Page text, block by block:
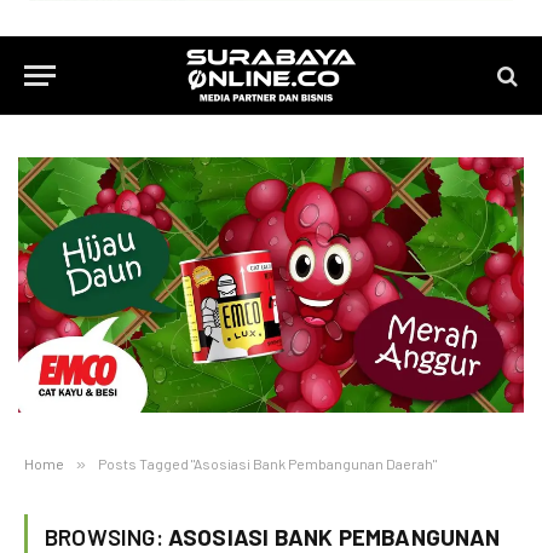
Home » Posts Tagged "Asosiasi Bank Pembangunan Daerah"
BROWSING: ASOSIASI BANK PEMBANGUNAN